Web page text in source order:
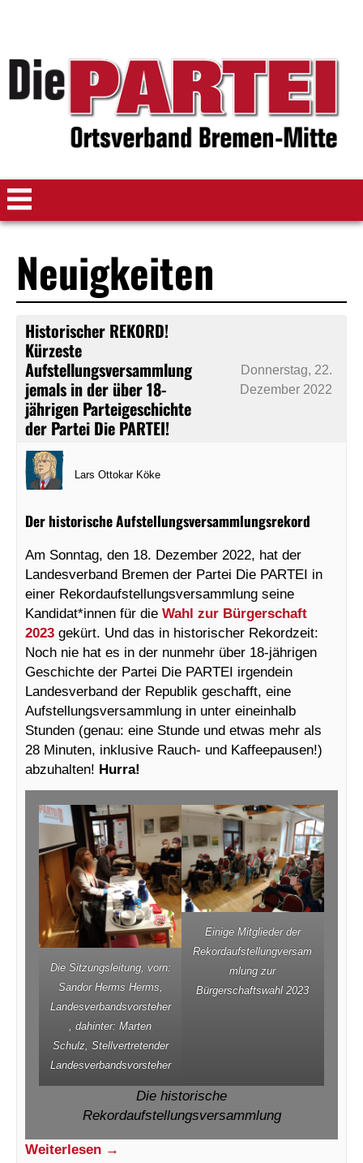
Neuigkeiten
Historischer REKORD!
Kürzeste
Aufstellungsversammlung
jemals in der über 18-
jährigen Parteigeschichte
der Partei Die PARTEI!
Donnerstag, 22.
Dezember 2022
Lars Ottokar Köke
Der historische Aufstellungsversammlungsrekord
Am Sonntag, den 18. Dezember 2022, hat der
Landesverband Bremen der Partei Die PARTEI in
einer Rekordaufstellungsversammlung seine
Kandidat*innen für die Wahl zur Bürgerschaft
2023 gekürt. Und das in historischer Rekordzeit:
Noch nie hat es in der nunmehr über 18-jährigen
Geschichte der Partei Die PARTEI irgendein
Landesverband der Republik geschafft, eine
Aufstellungsversammlung in unter eineinhalb
Stunden (genau: eine Stunde und etwas mehr als
28 Minuten, inklusive Rauch- und Kaffeepausen!)
abzuhalten! Hurra!
Die Sitzungsleitung, vorn:
Sandor Herms Herms,
Landesverbandsvorsteher
, dahinter: Marten
Schulz, Stellvertretender
Landesverbandsvorsteher
Einige Mitglieder der
Rekordaufstellungversam
mlung zur
Bürgerschaftswahl 2023
Die historische
Rekordaufstellungsversammlung
Weiterlesen →